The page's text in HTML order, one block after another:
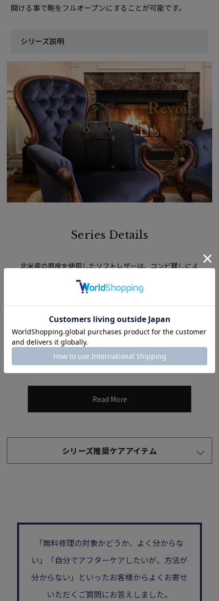
開ける事で鞄をフルオープンにすることが可能です。
シリーズ説明
Series Details
北米産の原皮を使用したソフトレザーは、コンビ鞣しによ
って柔らかさの中にコシがあり、
オイルを多く含ませること
する事で、ふっくらとした仕上がりになり、傷が目立ちにく
く、メンテナンスしてお使いいただく事で、長くお使い頂け
る素材です。
Read More
シリーズ推奨ケアアイテム
「無料修理の対象かどうか、よく分からな
い」
「自分でアフターケアしたいが、方法が
分からない」といったお客様からよくお寄せ
いただくご質問にお答えしました。